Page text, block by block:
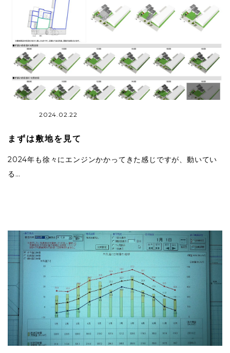
2024.02.22
まずは敷地を見て
2024年も徐々にエンジンかかってきた感じですが、動いてい
る…